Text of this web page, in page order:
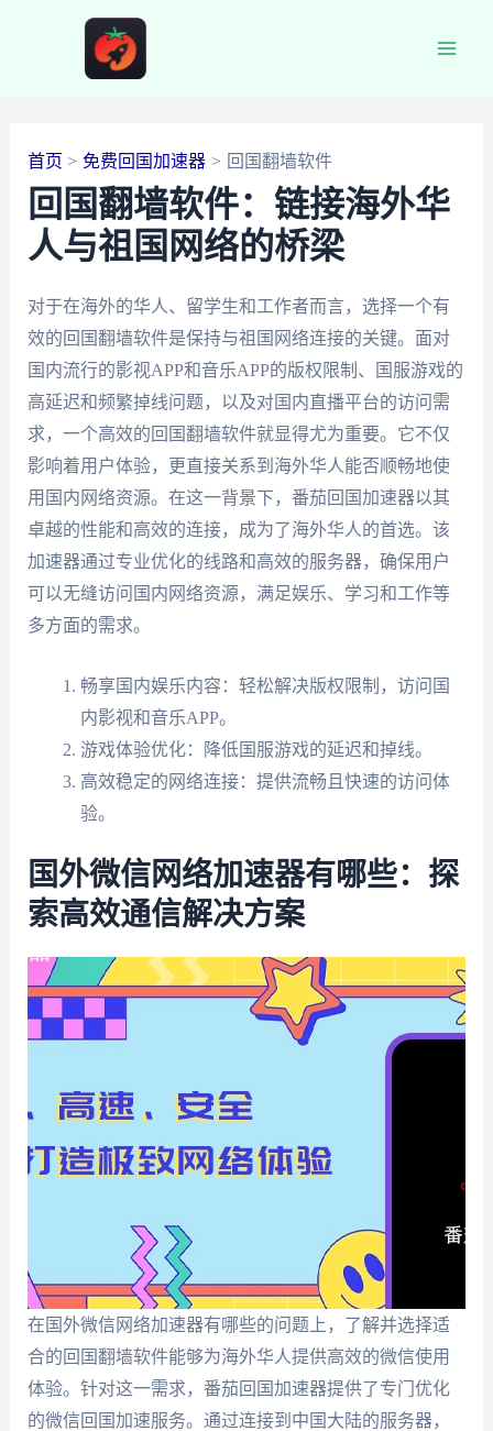
首页 免费回国加速器 回国翻墙软件
回国翻墙软件：链接海外华
人与祖国网络的桥梁
对于在海外的华人、留学生和工作者而言，选择一个有
效的回国翻墙软件是保持与祖国网络连接的关键。面对
国内流行的影视APP和音乐APP的版权限制、国服游戏的
高延迟和频繁掉线问题，以及对国内直播平台的访问需
求，一个高效的回国翻墙软件就显得尤为重要。它不仅
影响着用户体验，更直接关系到海外华人能否顺畅地使
用国内网络资源。在这一背景下，番茄回国加速器以其
卓越的性能和高效的连接，成为了海外华人的首选。该
加速器通过专业优化的线路和高效的服务器，确保用户
可以无缝访问国内网络资源，满足娱乐、学习和工作等
多方面的需求。
畅享国内娱乐内容：轻松解决版权限制，访问国
内影视和音乐APP。
游戏体验优化：降低国服游戏的延迟和掉线。
高效稳定的网络连接：提供流畅且快速的访问体
验。
国外微信网络加速器有哪些：探
索高效通信解决方案
在国外微信网络加速器有哪些的问题上，了解并选择适
合的回国翻墙软件能够为海外华人提供高效的微信使用
体验。针对这一需求，番茄回国加速器提供了专门优化
的微信回国加速服务。通过连接到中国大陆的服务器，